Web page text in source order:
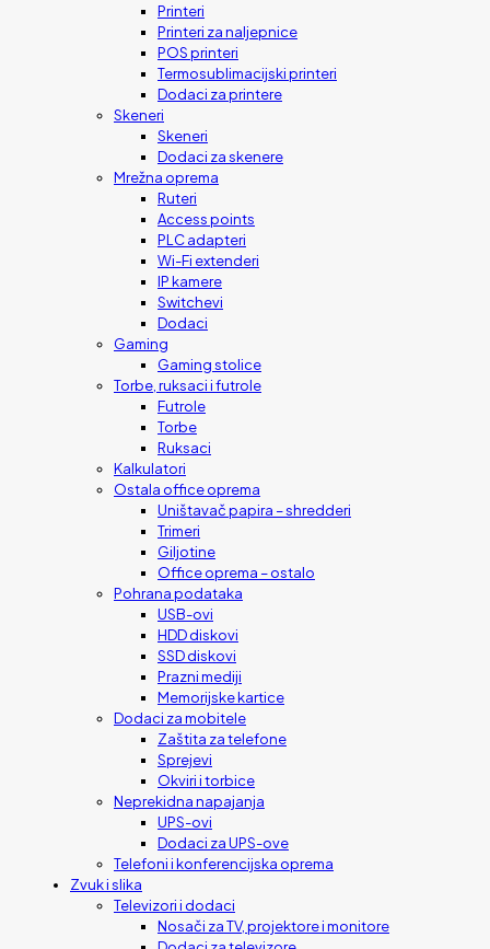
Printeri
Printeri za naljepnice
POS printeri
Termosublimacijski printeri
Dodaci za printere
Skeneri
Skeneri
Dodaci za skenere
Mrežna oprema
Ruteri
Access points
PLC adapteri
Wi-Fi extenderi
IP kamere
Switchevi
Dodaci
Gaming
Gaming stolice
Torbe, ruksaci i futrole
Futrole
Torbe
Ruksaci
Kalkulatori
Ostala office oprema
Uništavač papira – shredderi
Trimeri
Giljotine
Office oprema – ostalo
Pohrana podataka
USB-ovi
HDD diskovi
SSD diskovi
Prazni mediji
Memorijske kartice
Dodaci za mobitele
Zaštita za telefone
Sprejevi
Okviri i torbice
Neprekidna napajanja
UPS-ovi
Dodaci za UPS-ove
Telefoni i konferencijska oprema
Zvuk i slika
Televizori i dodaci
Nosači za TV, projektore i monitore